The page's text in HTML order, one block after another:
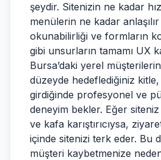
şeydir. Sitenizin ne kadar
menülerin ne kadar
okunabilirliği ve formların
gibi unsurların tamamı UX
Bursa’daki yerel
düzeyde hedeflediğiniz
girdiğinde profesyonel ve
deneyim bekler. Eğer
ve kafa karıştırıcıysa,
içinde sitenizi terk eder. Bu
müşteri kaybetmenize